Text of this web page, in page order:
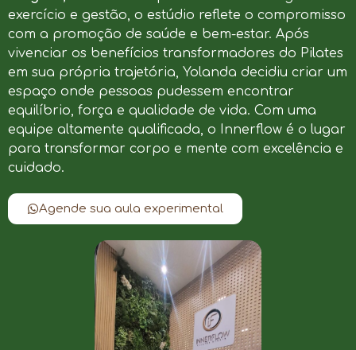
exercício e gestão, o estúdio reflete o compromisso
com a promoção de saúde e bem-estar. Após
vivenciar os benefícios transformadores do Pilates
em sua própria trajetória, Yolanda decidiu criar um
espaço onde pessoas pudessem encontrar
equilíbrio, força e qualidade de vida. Com uma
equipe altamente qualificada, o Innerflow é o lugar
para transformar corpo e mente com excelência e
cuidado.
Agende sua aula experimental